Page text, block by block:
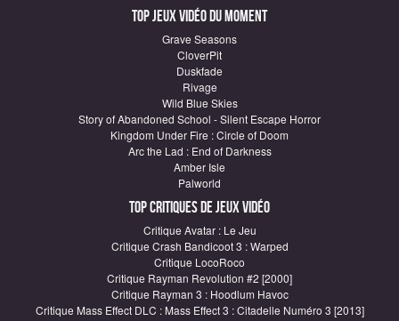
Top Jeux vidéo du moment
Grave Seasons
CloverPit
Duskfade
Rivage
Wild Blue Skies
Story of Abandoned School - Silent Escape Horror
Kingdom Under Fire : Circle of Doom
Arc the Lad : End of Darkness
Amber Isle
Palworld
Top critiques de Jeux vidéo
Critique Avatar : Le Jeu
Critique Crash Bandicoot 3 : Warped
Critique LocoRoco
Critique Rayman Revolution #2 [2000]
Critique Rayman 3 : Hoodlum Havoc
Critique Mass Effect DLC : Mass Effect 3 : Citadelle Numéro 3 [2013]